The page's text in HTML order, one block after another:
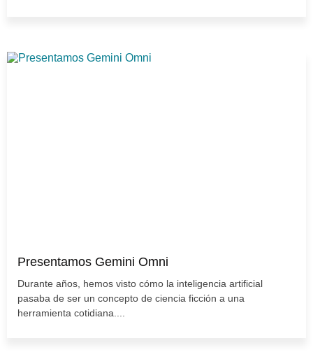
Presentamos Gemini Omni
Durante años, hemos visto cómo la inteligencia artificial
pasaba de ser un concepto de ciencia ficción a una
herramienta cotidiana....